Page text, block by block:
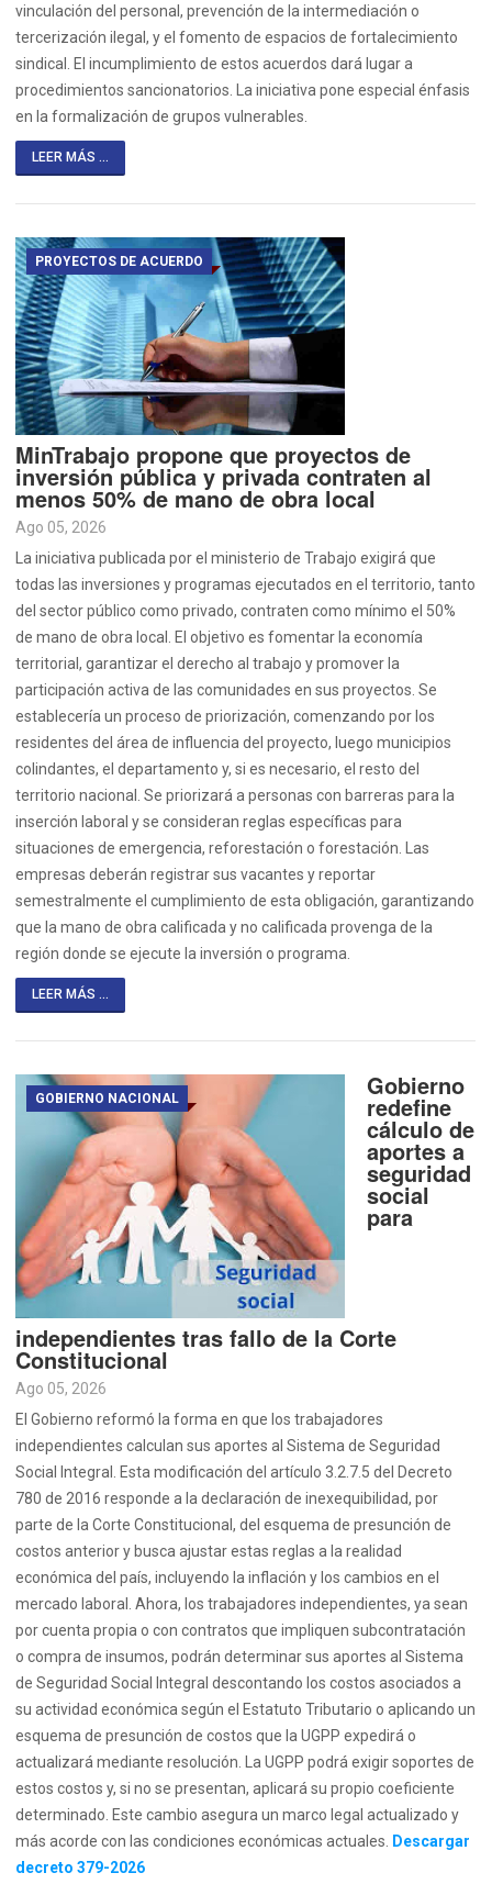
vinculación del personal, prevención de la intermediación o
tercerización ilegal, y el fomento de espacios de fortalecimiento
sindical. El incumplimiento de estos acuerdos dará lugar a
procedimientos sancionatorios. La iniciativa pone especial énfasis
en la formalización de grupos vulnerables.
LEER MÁS ...
PROYECTOS DE ACUERDO
MinTrabajo propone que proyectos de
inversión pública y privada contraten al
menos 50% de mano de obra local
Ago 05, 2026
La iniciativa publicada por el ministerio de Trabajo exigirá que
todas las inversiones y programas ejecutados en el territorio, tanto
del sector público como privado, contraten como mínimo el 50%
de mano de obra local. El objetivo es fomentar la economía
territorial, garantizar el derecho al trabajo y promover la
participación activa de las comunidades en sus proyectos. Se
establecería un proceso de priorización, comenzando por los
residentes del área de influencia del proyecto, luego municipios
colindantes, el departamento y, si es necesario, el resto del
territorio nacional. Se priorizará a personas con barreras para la
inserción laboral y se consideran reglas específicas para
situaciones de emergencia, reforestación o forestación. Las
empresas deberán registrar sus vacantes y reportar
semestralmente el cumplimiento de esta obligación, garantizando
que la mano de obra calificada y no calificada provenga de la
región donde se ejecute la inversión o programa.
LEER MÁS ...
GOBIERNO NACIONAL Gobierno
redefine
cálculo de
aportes a
seguridad
social
para
independientes tras fallo de la Corte
Constitucional
Ago 05, 2026
El Gobierno reformó la forma en que los trabajadores
independientes calculan sus aportes al Sistema de Seguridad
Social Integral. Esta modificación del artículo 3.2.7.5 del Decreto
780 de 2016 responde a la declaración de inexequibilidad, por
parte de la Corte Constitucional, del esquema de presunción de
costos anterior y busca ajustar estas reglas a la realidad
económica del país, incluyendo la inflación y los cambios en el
mercado laboral. Ahora, los trabajadores independientes, ya sean
por cuenta propia o con contratos que impliquen subcontratación
o compra de insumos, podrán determinar sus aportes al Sistema
de Seguridad Social Integral descontando los costos asociados a
su actividad económica según el Estatuto Tributario o aplicando un
esquema de presunción de costos que la UGPP expedirá o
actualizará mediante resolución. La UGPP podrá exigir soportes de
estos costos y, si no se presentan, aplicará su propio coeficiente
determinado. Este cambio asegura un marco legal actualizado y
más acorde con las condiciones económicas actuales.
Descargar
decreto 379-2026